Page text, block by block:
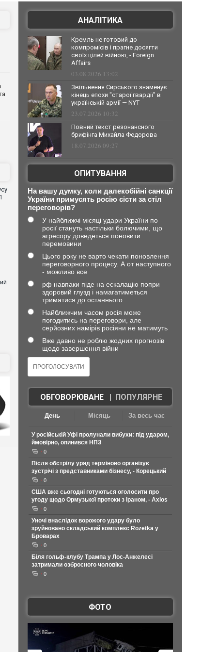
АНАЛІТИКА
Кремль не готовий до
компромісів і прагне досягти
своїх цілей війною, - Foreign
Affairs
03.08.2026 13:02
Звільнення Сирського знаменує
кінець епохи "старої гвардії" в
українській армії — NYT
23.07.2026 10:32
Повний текст резонансного
брифінга Михайла Федорова
18.07.2026 09:27
ОПИТУВАННЯ
На вашу думку, коли далекобійні санкції
України примусять росію сісти за стіл
переговорів?
У найближчі місяці удари України по
росії стануть настільки болючими, що
агресору доведеться поновити
перемовини
Цього року не варто чекати поновлення
переговорного процесу. А от наступного
- можливо все
рф навпаки піде на ескалацію попри
здоровий глузд і намагатиметься
триматися до останнього
Найближчим часом росія може
погодитись на переговори, але
серйозних намірів росіяни не матимуть
Вже давно не роблю жодних прогнозів
щодо завершення війни
ОБГОВОРЮВАНЕ| ПОПУЛЯРНЕ
День Місяць За весь час
У російській Уфі пролунали вибухи: під ударом,
ймовірно, опинився НПЗ
0
Після обстрілу уряд терміново організує
зустрічі з представниками бізнесу, - Корецький
0
США вже сьогодні готуються оголосити про
угоду щодо Ормузької протоки з Іраном, - Axios
0
Уночі внаслідок ворожого удару було
зруйновано складський комплекс Rozetka у
Броварах
0
Біля гольф-клубу Трампа у Лос-Анжелесі
затримали озброєного чоловіка
0
ФОТО